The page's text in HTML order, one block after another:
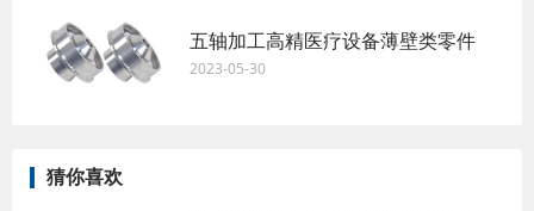
五轴加工高精医疗设备薄壁类零件
2023-05-30
猜你喜欢